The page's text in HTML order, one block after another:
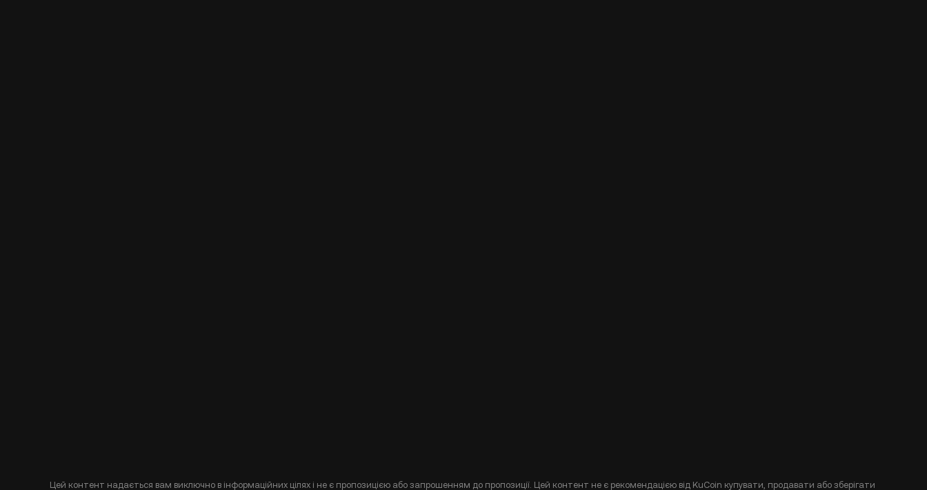
Цей контент надається вам виключно в інформаційних цілях і не є пропозицією або запрошенням до пропозиції. Цей контент не є рекомендацією від KuCoin купувати, продавати або зберігати